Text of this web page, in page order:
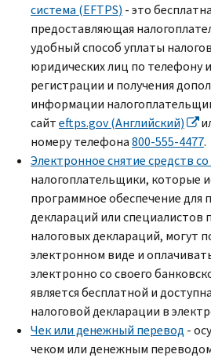
система (EFTPS) - это
предоставляющая
удобный способ уплаты
юридических лиц по телефону
регистрации и получения
информации
сайтeftps.gov(Английский)
номеру телефона800-555-4477.
Электронное снятие средств со
налогоплательщики, которые
программное обеспечение для
деклараций или специалистов
налоговых деклараций, могут
электронном виде и
электронно со своего
является бесплатной и
налоговой декларации в
Чек или денежный перевод -
чеком или денежным